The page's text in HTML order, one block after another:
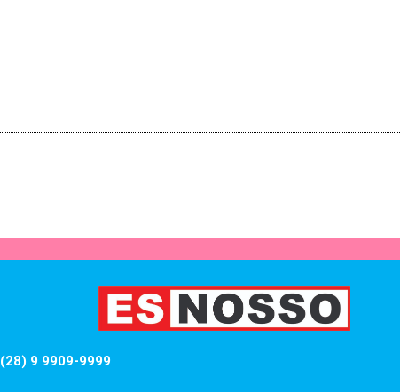
(28) 9 9909-9999